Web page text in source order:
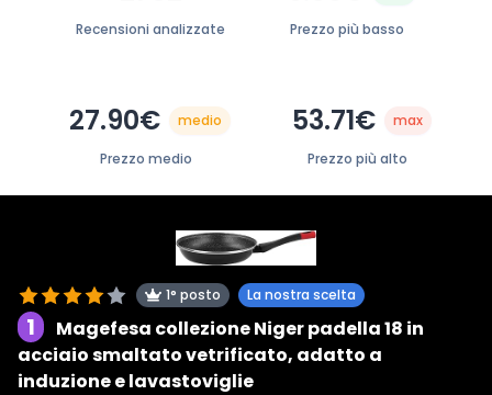
Recensioni analizzate Prezzo più basso
27.90€ medio
Prezzo medio
53.71€ max
Prezzo più alto
1° posto La nostra scelta
1
Magefesa collezione Niger padella 18 in
acciaio smaltato vetrificato, adatto a
induzione e lavastoviglie